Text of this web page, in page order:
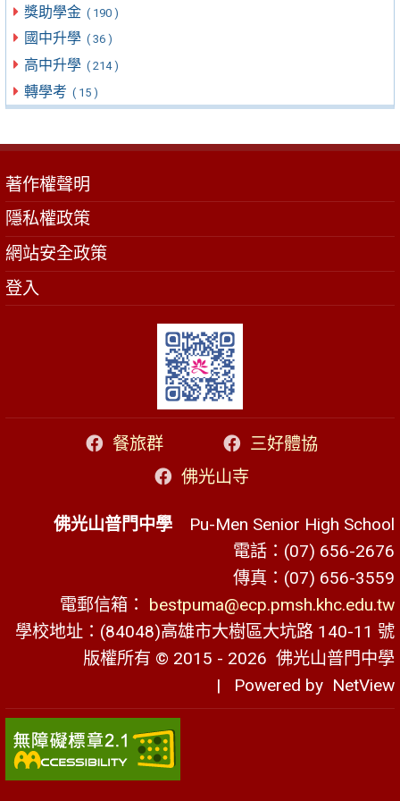
獎助學金 ( 190 )
國中升學 ( 36 )
高中升學 ( 214 )
轉學考 ( 15 )
著作權聲明
隱私權政策
網站安全政策
登入
餐旅群
三好體協
佛光山寺
佛光山普門中學 Pu-Men Senior High School
電話：(07) 656-2676
傳真：(07) 656-3559
電郵信箱： bestpuma@ecp.pmsh.khc.edu.tw
學校地址：(84048)高雄市大樹區大坑路 140-11 號
版權所有 © 2015 - 2026 佛光山普門中學
| Powered by NetView